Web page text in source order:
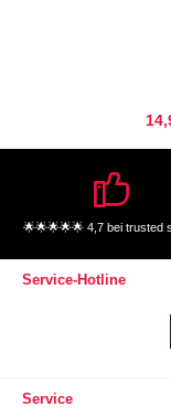
🌟🌟🌟🌟🌟 4,7 bei trusted
Service-Hotline
Service